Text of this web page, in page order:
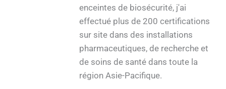
enceintes de biosécurité, j'ai
effectué plus de 200 certifications
sur site dans des installations
pharmaceutiques, de recherche et
de soins de santé dans toute la
région Asie-Pacifique.